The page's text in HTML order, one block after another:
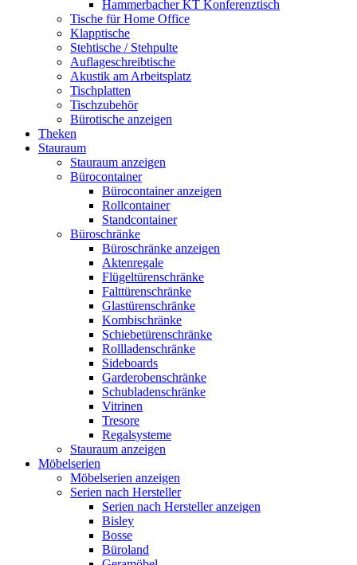
Hammerbacher KT Konferenztisch
Tische für Home Office
Klapptische
Stehtische / Stehpulte
Auflageschreibtische
Akustik am Arbeitsplatz
Tischplatten
Tischzubehör
Bürotische anzeigen
Theken
Stauraum
Stauraum anzeigen
Bürocontainer
Bürocontainer anzeigen
Rollcontainer
Standcontainer
Büroschränke
Büroschränke anzeigen
Aktenregale
Flügeltürenschränke
Falttürenschränke
Glastürenschränke
Kombischränke
Schiebetürenschränke
Rollladenschränke
Sideboards
Garderobenschränke
Schubladenschränke
Vitrinen
Tresore
Regalsysteme
Stauraum anzeigen
Möbelserien
Möbelserien anzeigen
Serien nach Hersteller
Serien nach Hersteller anzeigen
Bisley
Bosse
Büroland